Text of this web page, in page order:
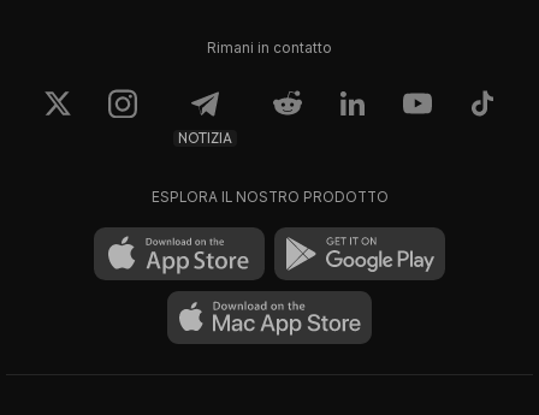
Rimani in contatto
NOTIZIA
ESPLORA IL NOSTRO PRODOTTO